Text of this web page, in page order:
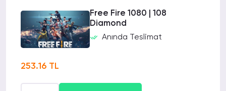
Free Fire 1080 | 108
Diamond
Anında Teslimat
253.16 TL